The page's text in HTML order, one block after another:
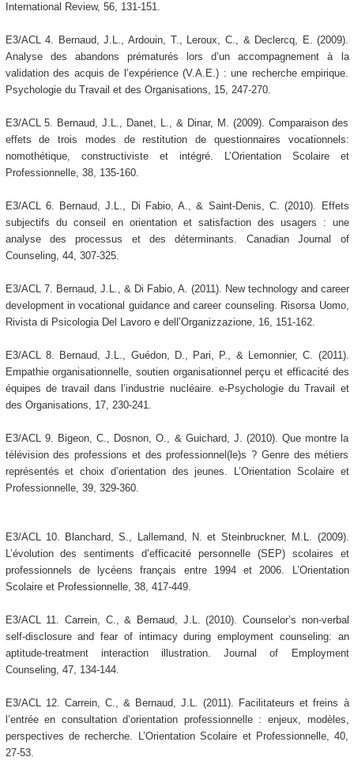
International Review, 56, 131-151.
E3/ACL 4. Bernaud, J.L., Ardouin, T., Leroux, C., & Declercq, E. (2009).
Analyse des abandons prématurés lors d’un accompagnement à la
validation des acquis de l’expérience (V.A.E.) : une recherche empirique.
Psychologie du Travail et des Organisations, 15, 247-270.
E3/ACL 5. Bernaud, J.L., Danet, L., & Dinar, M. (2009). Comparaison des
effets de trois modes de restitution de questionnaires vocationnels:
nomothétique, constructiviste et intégré. L’Orientation Scolaire et
Professionnelle, 38, 135-160.
E3/ACL 6. Bernaud, J.L., Di Fabio, A., & Saint-Denis, C. (2010). Effets
subjectifs du conseil en orientation et satisfaction des usagers : une
analyse des processus et des déterminants. Canadian Journal of
Counseling, 44, 307-325.
E3/ACL 7. Bernaud, J.L., & Di Fabio, A. (2011). New technology and career
development in vocational guidance and career counseling. Risorsa Uomo,
Rivista di Psicologia Del Lavoro e dell’Organizzazione, 16, 151-162.
E3/ACL 8. Bernaud, J.L., Guédon, D., Pari, P., & Lemonnier, C. (2011).
Empathie organisationnelle, soutien organisationnel perçu et efficacité des
équipes de travail dans l’industrie nucléaire. e-Psychologie du Travail et
des Organisations, 17, 230-241.
E3/ACL 9. Bigeon, C., Dosnon, O., & Guichard, J. (2010). Que montre la
télévision des professions et des professionnel(le)s ? Genre des métiers
représentés et choix d’orientation des jeunes. L’Orientation Scolaire et
Professionnelle, 39, 329-360.
E3/ACL 10. Blanchard, S., Lallemand, N. et Steinbruckner, M.L. (2009).
L’évolution des sentiments d’efficacité personnelle (SEP) scolaires et
professionnels de lycéens français entre 1994 et 2006. L’Orientation
Scolaire et Professionnelle, 38, 417-449.
E3/ACL 11. Carrein, C., & Bernaud, J.L. (2010). Counselor’s non-verbal
self-disclosure and fear of intimacy during employment counseling: an
aptitude-treatment interaction illustration. Journal of Employment
Counseling, 47, 134-144.
E3/ACL 12. Carrein, C., & Bernaud, J.L. (2011). Facilitateurs et freins à
l’entrée en consultation d’orientation professionnelle : enjeux, modèles,
perspectives de recherche. L’Orientation Scolaire et Professionnelle, 40,
27-53.